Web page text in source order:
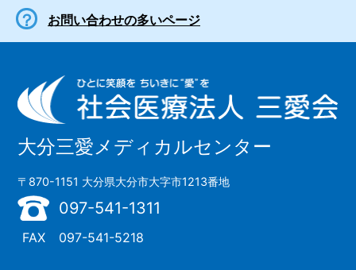
お問い合わせの多いページ
大分三愛メディカルセンター
〒870-1151 大分県大分市大字市1213番地
097-541-1311
FAX 097-541-5218